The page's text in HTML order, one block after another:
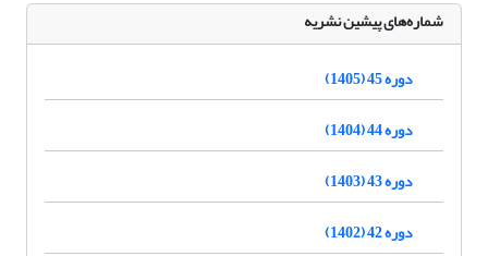
شماره‌های پیشین نشریه
دوره 45 (1405)
دوره 44 (1404)
دوره 43 (1403)
دوره 42 (1402)